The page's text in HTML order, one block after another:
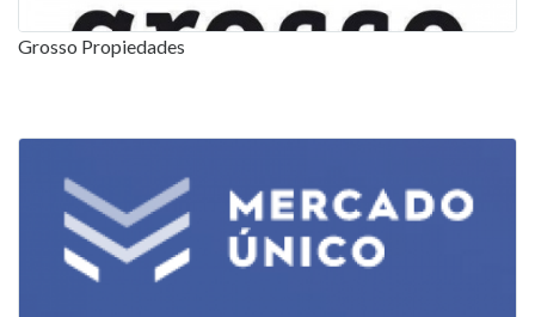
Grosso Propiedades